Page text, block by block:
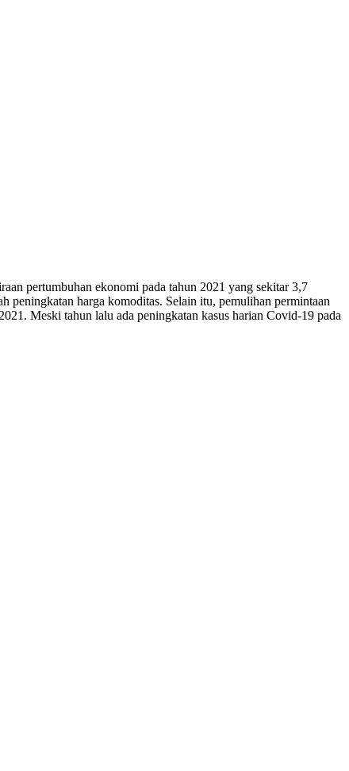
pertumbuhan ekonomi pada tahun 2021 yang sekitar 3,7
peningkatan harga komoditas. Selain itu, pemulihan permintaan
Meski tahun lalu ada peningkatan kasus harian Covid-19 pada